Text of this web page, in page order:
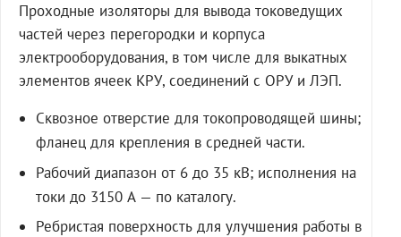
Проходные изоляторы для вывода токоведущих
частей через перегородки и корпуса
электрооборудования, в том числе для выкатных
элементов ячеек КРУ, соединений с ОРУ и ЛЭП.
Сквозное отверстие для токопроводящей шины;
фланец для крепления в средней части.
Рабочий диапазон от 6 до 35 кВ; исполнения на
токи до 3150 А — по каталогу.
Ребристая поверхность для улучшения работы в